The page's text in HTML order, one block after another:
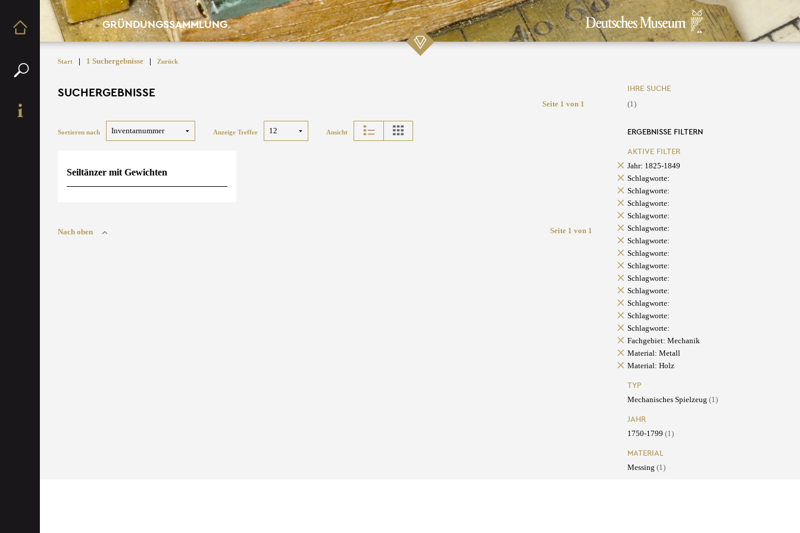
GRÜNDUNGSSAMMLUNG
Start | 1 Suchergebnisse | Zurück
SUCHERGEBNISSE
Seite 1 von 1
Sortieren nach Anzeige Treffer Ansicht
Seiltänzer mit Gewichten
Nach oben Seite 1 von 1
IHRE SUCHE
(1)
ERGEBNISSE FILTERN
AKTIVE FILTER
Jahr: 1825-1849
Schlagworte:
Schlagworte:
Schlagworte:
Schlagworte:
Schlagworte:
Schlagworte:
Schlagworte:
Schlagworte:
Schlagworte:
Schlagworte:
Schlagworte:
Schlagworte:
Schlagworte:
Fachgebiet: Mechanik
Material: Metall
Material: Holz
TYP
Mechanisches Spielzeug (1)
JAHR
1750-1799 (1)
MATERIAL
Messing (1)